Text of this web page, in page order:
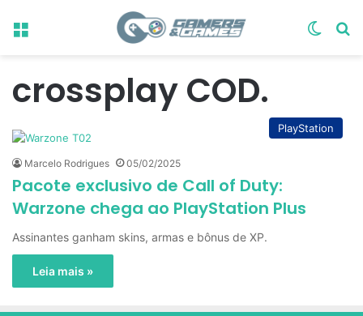
Menu
crossplay COD.
PlayStation
Marcelo Rodrigues 05/02/2025
Pacote exclusivo de Call of Duty:
Warzone chega ao PlayStation Plus
Assinantes ganham skins, armas e bônus de XP.
Leia mais »